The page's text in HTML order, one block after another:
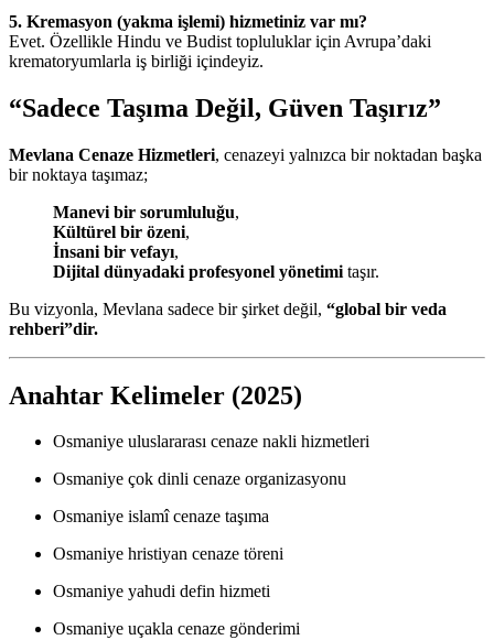
5. Kremasyon (yakma işlemi) hizmetiniz var mı?
Evet. Özellikle Hindu ve Budist topluluklar için Avrupa’daki
krematoryumlarla iş birliği içindeyiz.
“Sadece Taşıma Değil, Güven Taşırız”
Mevlana Cenaze Hizmetleri, cenazeyi yalnızca bir noktadan başka
bir noktaya taşımaz;
Manevi bir sorumluluğu,
Kültürel bir özeni,
İnsani bir vefayı,
Dijital dünyadaki profesyonel yönetimi taşır.
Bu vizyonla, Mevlana sadece bir şirket değil, “global bir veda
rehberi”dir.
Anahtar Kelimeler (2025)
Osmaniye uluslararası cenaze nakli hizmetleri
Osmaniye çok dinli cenaze organizasyonu
Osmaniye islamî cenaze taşıma
Osmaniye hristiyan cenaze töreni
Osmaniye yahudi defin hizmeti
Osmaniye uçakla cenaze gönderimi